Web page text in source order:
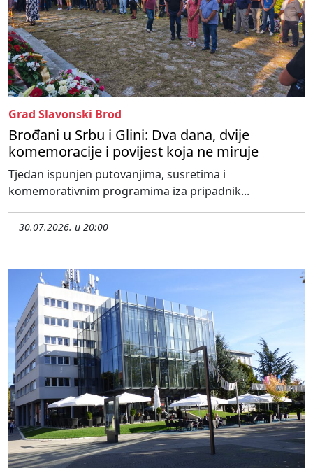
Grad Slavonski Brod
Brođani u Srbu i Glini: Dva dana, dvije
komemoracije i povijest koja ne miruje
Tjedan ispunjen putovanjima, susretima i
komemorativnim programima iza pripadnik...
30.07.2026. u 20:00